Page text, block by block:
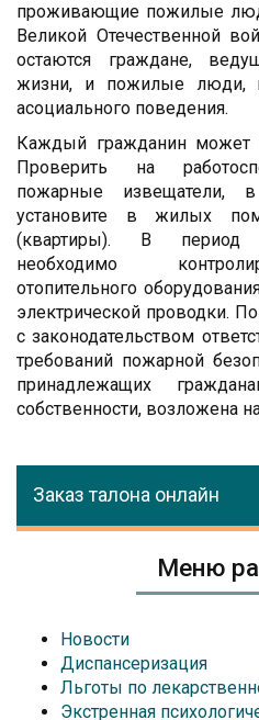
проживающие пожилые
Великой Отечественной
остаются граждане,
жизни, и пожилые люди,
асоциального поведения.
Каждый гражданин может
Проверить на
пожарные извещатели,
установите в жилых
(квартиры). В период
необходимо
отопительного
электрической проводки.
с законодательством
требований пожарной
принадлежащих
собственности, возложена
Заказ талона онлайн
Меню
Новости
Диспансеризация
Льготы по
Экстренная